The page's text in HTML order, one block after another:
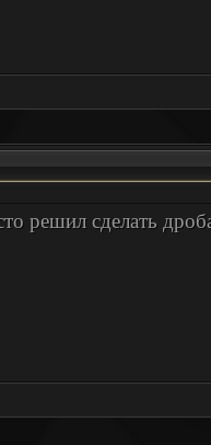
решил сделать